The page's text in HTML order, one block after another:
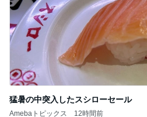
猛暑の中突入したスシローセール
Amebaトピックス 12時間前
記事を読む